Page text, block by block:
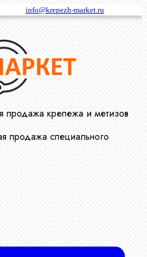
info@krepezh-market.ru
продажа крепежа и метизов
продажа специального